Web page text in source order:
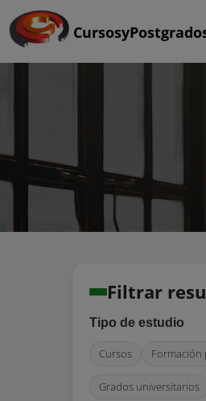
Filtrar
Tipo de estudio
Cursos Formación
Grados universitarios